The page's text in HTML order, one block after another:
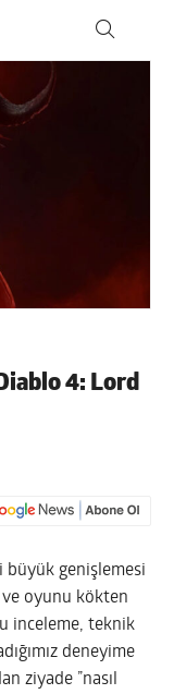
4: Lord
büyük genişlemesi
ve oyunu kökten
inceleme, teknik
deneyime
ziyade ”nasıl